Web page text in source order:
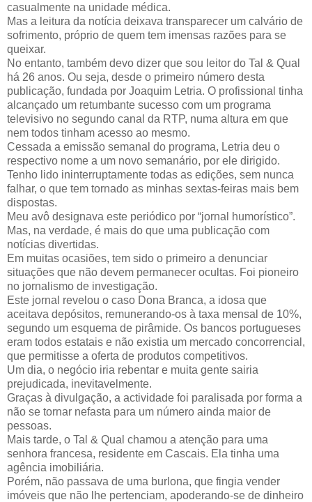
casualmente na unidade médica.
Mas a leitura da notícia deixava transparecer um calvário de
sofrimento, próprio de quem tem imensas razões para se
queixar.
No entanto, também devo dizer que sou leitor do Tal & Qual
há 26 anos. Ou seja, desde o primeiro número desta
publicação, fundada por Joaquim Letria. O profissional tinha
alcançado um retumbante sucesso com um programa
televisivo no segundo canal da RTP, numa altura em que
nem todos tinham acesso ao mesmo.
Cessada a emissão semanal do programa, Letria deu o
respectivo nome a um novo semanário, por ele dirigido.
Tenho lido ininterruptamente todas as edições, sem nunca
falhar, o que tem tornado as minhas sextas-feiras mais bem
dispostas.
Meu avô designava este periódico por “jornal humorístico”.
Mas, na verdade, é mais do que uma publicação com
notícias divertidas.
Em muitas ocasiões, tem sido o primeiro a denunciar
situações que não devem permanecer ocultas. Foi pioneiro
no jornalismo de investigação.
Este jornal revelou o caso Dona Branca, a idosa que
aceitava depósitos, remunerando-os à taxa mensal de 10%,
segundo um esquema de pirâmide. Os bancos portugueses
eram todos estatais e não existia um mercado concorrencial,
que permitisse a oferta de produtos competitivos.
Um dia, o negócio iria rebentar e muita gente sairia
prejudicada, inevitavelmente.
Graças à divulgação, a actividade foi paralisada por forma a
não se tornar nefasta para um número ainda maior de
pessoas.
Mais tarde, o Tal & Qual chamou a atenção para uma
senhora francesa, residente em Cascais. Ela tinha uma
agência imobiliária.
Porém, não passava de uma burlona, que fingia vender
imóveis que não lhe pertenciam, apoderando-se de dinheiro